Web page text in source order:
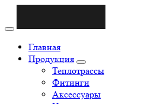
Главная
Продукция
Теплотрассы
Фитинги
Аксессуары